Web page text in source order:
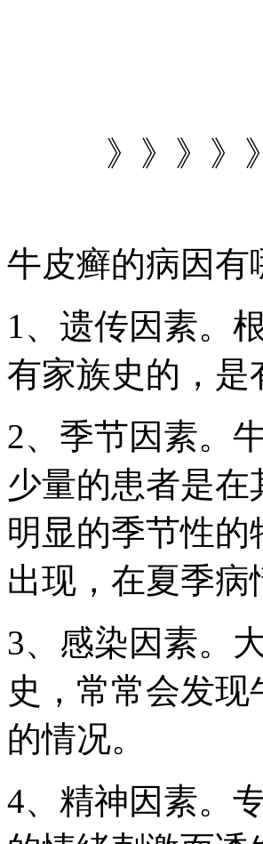
》》》》
牛皮癣的病因有
1、遗传因素。
有家族史的，是
2、季节因素。
少量的患者是
明显的季节性
出现，在夏季病
3、感染因素。
史，常常会发
的情况。
4、精神因素。